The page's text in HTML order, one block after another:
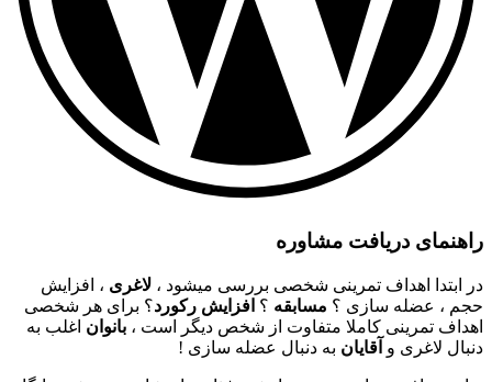
راهنمای دریافت مشاوره
در ابتدا اهداف تمرینی شخصی بررسی میشود ، لاغری ، افزایش
حجم ، عضله سازی ؟ مسابقه ؟ افزایش رکورد؟ برای هر شخصی
اهداف تمرینی کاملا متفاوت از شخص دیگر است ، بانوان اغلب به
دنبال لاغری و آقایان به دنبال عضله سازی !